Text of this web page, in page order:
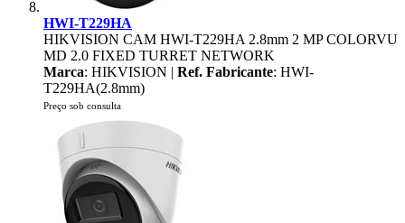
HWI-T229HA
HIKVISION CAM HWI-T229HA 2.8mm 2 MP COLORVU
MD 2.0 FIXED TURRET NETWORK
Marca: HIKVISION | Ref. Fabricante: HWI-
T229HA(2.8mm)
Preço sob consulta